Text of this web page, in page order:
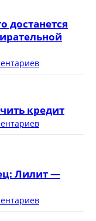
достанется
кредит
Лилит —